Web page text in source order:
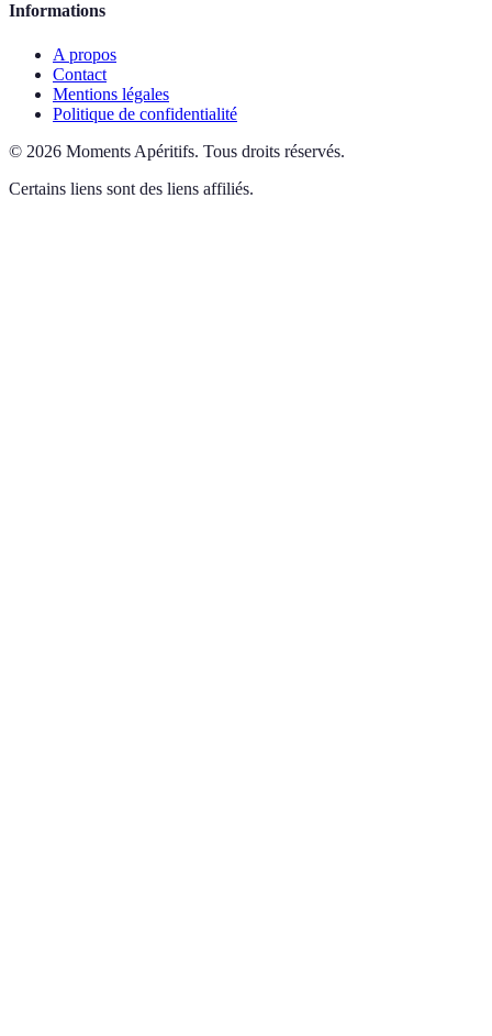
Informations
A propos
Contact
Mentions légales
Politique de confidentialité
© 2026 Moments Apéritifs. Tous droits réservés.
Certains liens sont des liens affiliés.